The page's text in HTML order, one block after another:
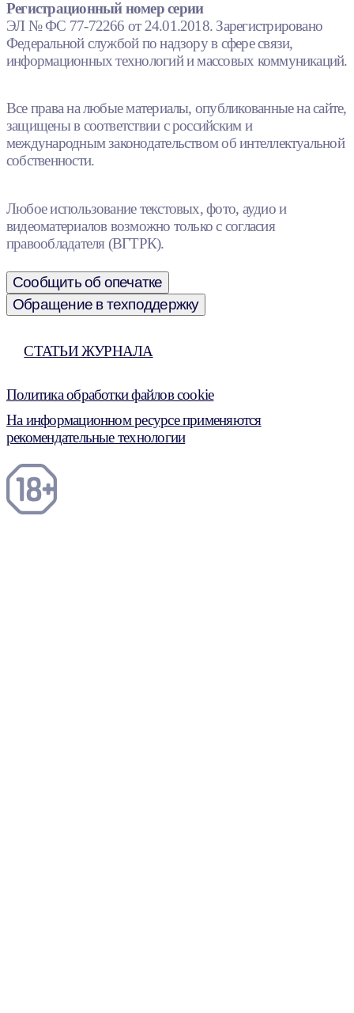
Регистрационный номер серии
ЭЛ № ФС 77-72266 от 24.01.2018. Зарегистрировано
Федеральной службой по надзору в сфере связи,
информационных технологий и массовых коммуникаций.
Все права на любые материалы, опубликованные на сайте,
защищены в соответствии с российским и
международным законодательством об интеллектуальной
собственности.
Любое использование текстовых, фото, аудио и
видеоматериалов возможно только с согласия
правообладателя (ВГТРК).
Сообщить об опечатке
Обращение в техподдержку
СТАТЬИ ЖУРНАЛА
Политика обработки файлов cookie
На информационном ресурсе применяются
рекомендательные технологии